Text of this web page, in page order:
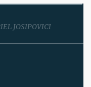
JOSIPOVICI